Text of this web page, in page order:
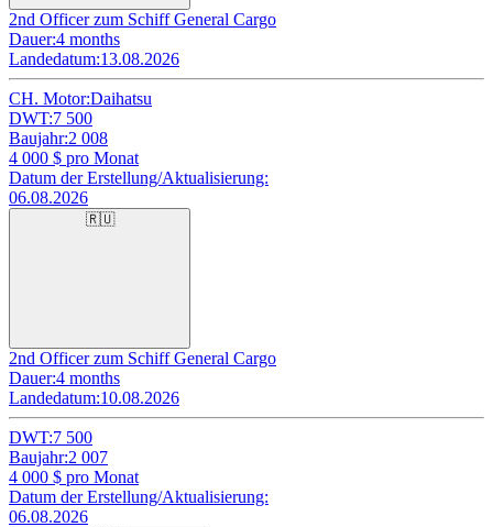
2nd Officer zum Schiff General Cargo
Dauer:4 months
Landedatum:13.08.2026
CH. Motor:Daihatsu
DWT:7 500
Baujahr:2 008
4 000 $ pro Monat
Datum der Erstellung/Aktualisierung:
06.08.2026
🇷🇺
2nd Officer zum Schiff General Cargo
Dauer:4 months
Landedatum:10.08.2026
DWT:7 500
Baujahr:2 007
4 000 $ pro Monat
Datum der Erstellung/Aktualisierung:
06.08.2026